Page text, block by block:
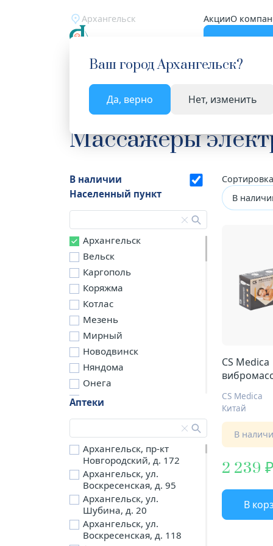
Архангельск АкцииО
Ваш городАрхангельск?
Да, верно Нет, изменить
Главная Каталог Медицинская техника
Массажеры
В наличии
Населенный пункт
Архангельск
Вельск
Каргополь
Коряжма
Котлас
Мезень
Мирный
Новодвинск
Няндома
Онега
Северодвинск
д. Бережная
д. Петариха
д. Согра
п. Березник
п. Боброво
п. Вычегодский
п. Двинской,
Аптеки
Архангельск, пр-кт
Новгородский, д. 172
Архангельск, ул.
Воскресенская, д. 95
Архангельск, ул.
Шубина, д. 20
Архангельск, ул.
Воскресенская, д. 118
В
CS Medica
CS Medica
Китай
В
2 239
В